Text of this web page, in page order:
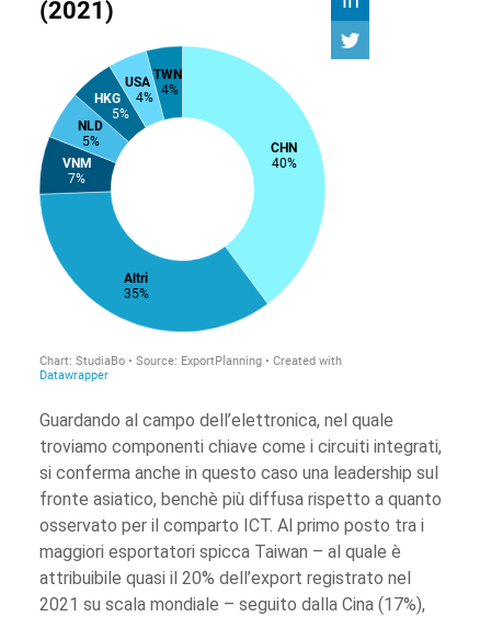
Guardando al campo dell’elettronica, nel quale
troviamo componenti chiave come i circuiti integrati,
si conferma anche in questo caso una leadership sul
fronte asiatico, benchè più diffusa rispetto a quanto
osservato per il comparto ICT. Al primo posto tra i
maggiori esportatori spicca Taiwan – al quale è
attribuibile quasi il 20% dell’export registrato nel
2021 su scala mondiale – seguito dalla Cina (17%),